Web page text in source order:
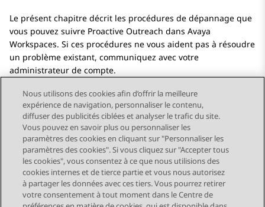
Le présent chapitre décrit les procédures de dépannage que
vous pouvez suivre Proactive Outreach dans Avaya
Workspaces. Si ces procédures ne vous aident pas à résoudre
un problème existant, communiquez avec votre
administrateur de compte.
Send Feedback
Navigation par sujet
Sujet précédent Sujet suivant
Nous utilisons des cookies afin d’offrir la meilleure
expérience de navigation, personnaliser le contenu,
diffuser des publicités ciblées et analyser le trafic du site.
Vous pouvez en savoir plus ou personnaliser les
paramètres des cookies en cliquant sur "Personnaliser les
paramètres des cookies". Si vous cliquez sur "Accepter tous
les cookies", vous consentez à ce que nous utilisions des
cookies internes et de tierce partie et vous nous autorisez
à partager les données avec ces tiers. Vous pourrez retirer
votre consentement à tout moment dans le Centre de